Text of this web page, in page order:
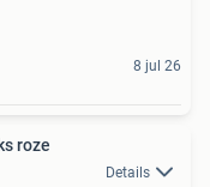
8 jul 26
roze
Details